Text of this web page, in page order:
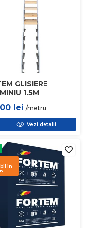
GLISIERE
1.5M
lei /metru
Vezi detalii
in